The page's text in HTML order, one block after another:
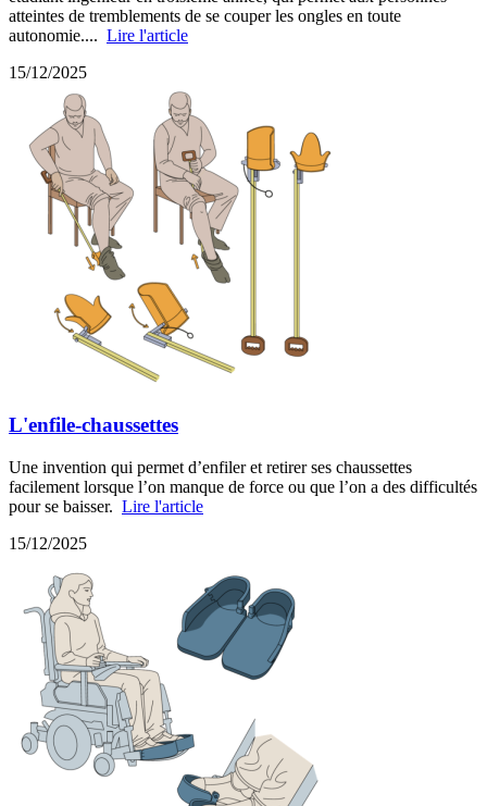
atteintes de tremblements de se couper les ongles en toute
autonomie.... Lire l'article
15/12/2025
L'enfile-chaussettes
Une invention qui permet d’enfiler et retirer ses chaussettes
facilement lorsque l’on manque de force ou que l’on a des difficultés
pour se baisser. Lire l'article
15/12/2025